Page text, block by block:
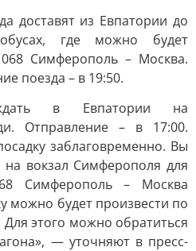
доставят из Евпатории до
где можно будет
Симферополь – Москва.
поезда – в 19:50.
в Евпатории на
Отправление – в 17:00.
заблаговременно. Вы
вокзал Симферополя для
Симферополь – Москва
можно будет произвести по
этого можно обратиться
— уточняют в пресс-